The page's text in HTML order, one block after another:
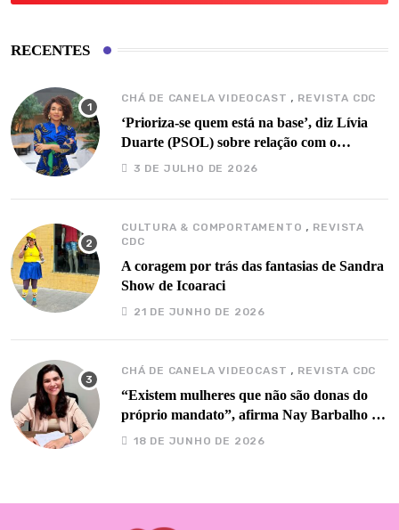
RECENTES
CHÁ DE CANELA VIDEOCAST , REVISTA CDC
‘Prioriza-se quem está na base’, diz Lívia
Duarte (PSOL) sobre relação com o
governo Barbalho
3 DE JULHO DE 2026
CULTURA & COMPORTAMENTO , REVISTA
CDC
A coragem por trás das fantasias de Sandra
Show de Icoaraci
21 DE JUNHO DE 2026
CHÁ DE CANELA VIDEOCAST , REVISTA CDC
“Existem mulheres que não são donas do
próprio mandato”, afirma Nay Barbalho no
Chá de Canela
18 DE JUNHO DE 2026